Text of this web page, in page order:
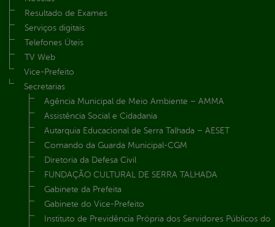
Resultado de Exames
Serviços digitais
Telefones Úteis
TV Web
Vice-Prefeito
Secretarias
Agência Municipal de Meio Ambiente – AMMA
Assistência Social e Cidadania
Autarquia Educacional de Serra Talhada – AESET
Comando da Guarda Municipal-CGM
Diretoria da Defesa Civil
FUNDAÇÃO CULTURAL DE SERRA TALHADA
Gabinete da Prefeita
Gabinete do Vice-Prefeito
Instituto de Previdência Própria dos Servidores Públicos do